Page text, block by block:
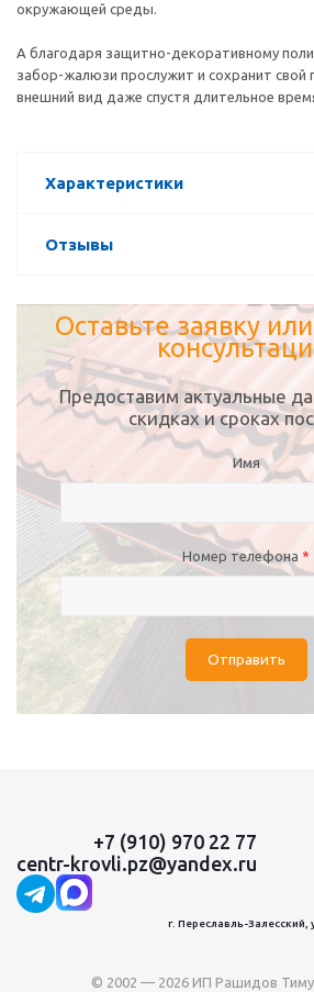
окружающей среды.
А благодаря защитно-декоративному
забор-жалюзи прослужит и сохранит свой
внешний вид даже спустя длительное
Характеристики
Отзывы
Оставьте заявку
Предоставим актуальные
скидках и сроках
Имя
Номер телефона *
Отправить
+7 (910) 970 22 77
centr-krovli.pz@yandex.ru
г. Переславль-
© 2002 — 2026 ИП Рашидов